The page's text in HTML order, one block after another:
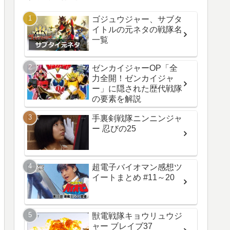
ゴジュウジャー、サブタ
イトルの元ネタの戦隊名
一覧
ゼンカイジャーOP「全
力全開！ゼンカイジャ
ー」に隠された歴代戦隊
の要素を解説
手裏剣戦隊ニンニンジャ
ー 忍びの25
超電子バイオマン感想ツ
イートまとめ #11～20
獣電戦隊キョウリュウジ
ャー ブレイブ37